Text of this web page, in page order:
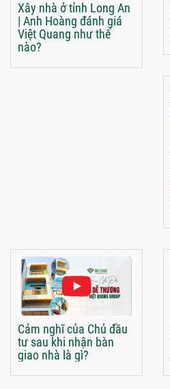
Xây nhà ở tỉnh Long An
| Anh Hoàng đánh giá
Việt Quang như thế
nào?
Cảm nghĩ của Chủ đầu
tư sau khi nhận bàn
giao nhà là gì?